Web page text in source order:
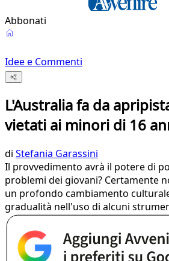
Abbonati
Idee e Commenti
L'Australia fa da
vietati ai minori di 16
di Stefania Garassini
Il provvedimento avrà il potere di
problemi dei giovani? Certamente
un profondo cambiamento
gradualità nell'uso di alcuni